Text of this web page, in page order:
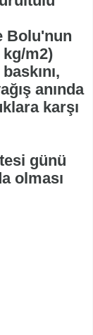
Bolu'nun
kg/m2)
anında
karşı
günü
olması